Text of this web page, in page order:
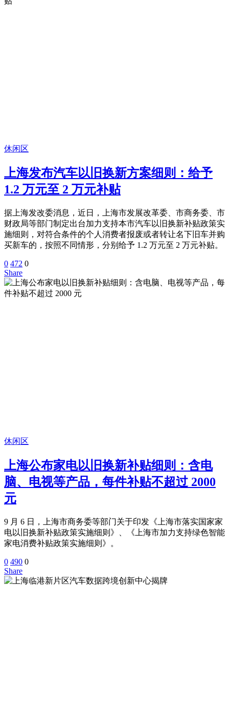
休闲区
上海发布汽车以旧换新方案细则：给予
1.2 万元至 2 万元补贴
据上海发改委消息，近日，上海市发展改革委、市商务委、市
财政局等部门制定出台加力支持本市汽车以旧换新补贴政策实
施细则，对符合条件的个人消费者报废或者转让名下旧车并购
买新车的，按照不同情形，分别给予 1.2 万元至 2 万元补贴。
0 472 0
Share
休闲区
上海公布家电以旧换新补贴细则：含电
脑、电视等产品，每件补贴不超过 2000
元
9 月 6 日，上海市商务委等部门关于印发《上海市落实国家家
电以旧换新补贴政策实施细则》、《上海市加力支持绿色智能
家电消费补贴政策实施细则》。
0 490 0
Share